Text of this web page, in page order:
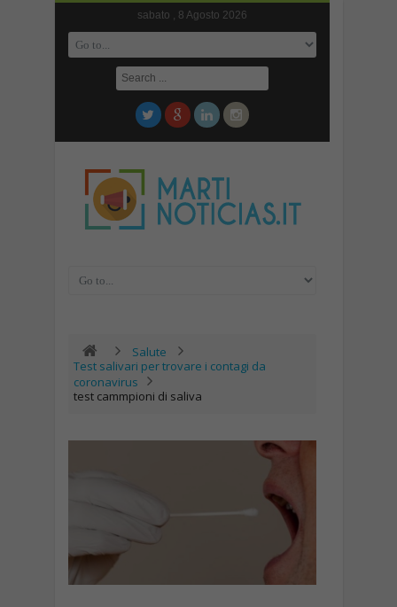
sabato , 8 Agosto 2026
Salute
Test salivari per trovare i contagi da
coronavirus
test cammpioni di saliva